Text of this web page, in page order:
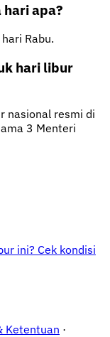
hari apa?
Rabu.
hari libur
nasional resmi di
3 Menteri
ini? Cek kondisi
Ketentuan ·